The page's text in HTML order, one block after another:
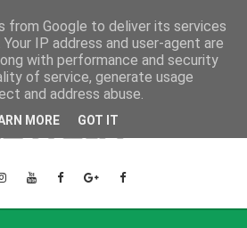
from Google to deliver its services
IP address and user-agent are
with performance and security
of service, generate usage
and address abuse.
MORE GOT IT